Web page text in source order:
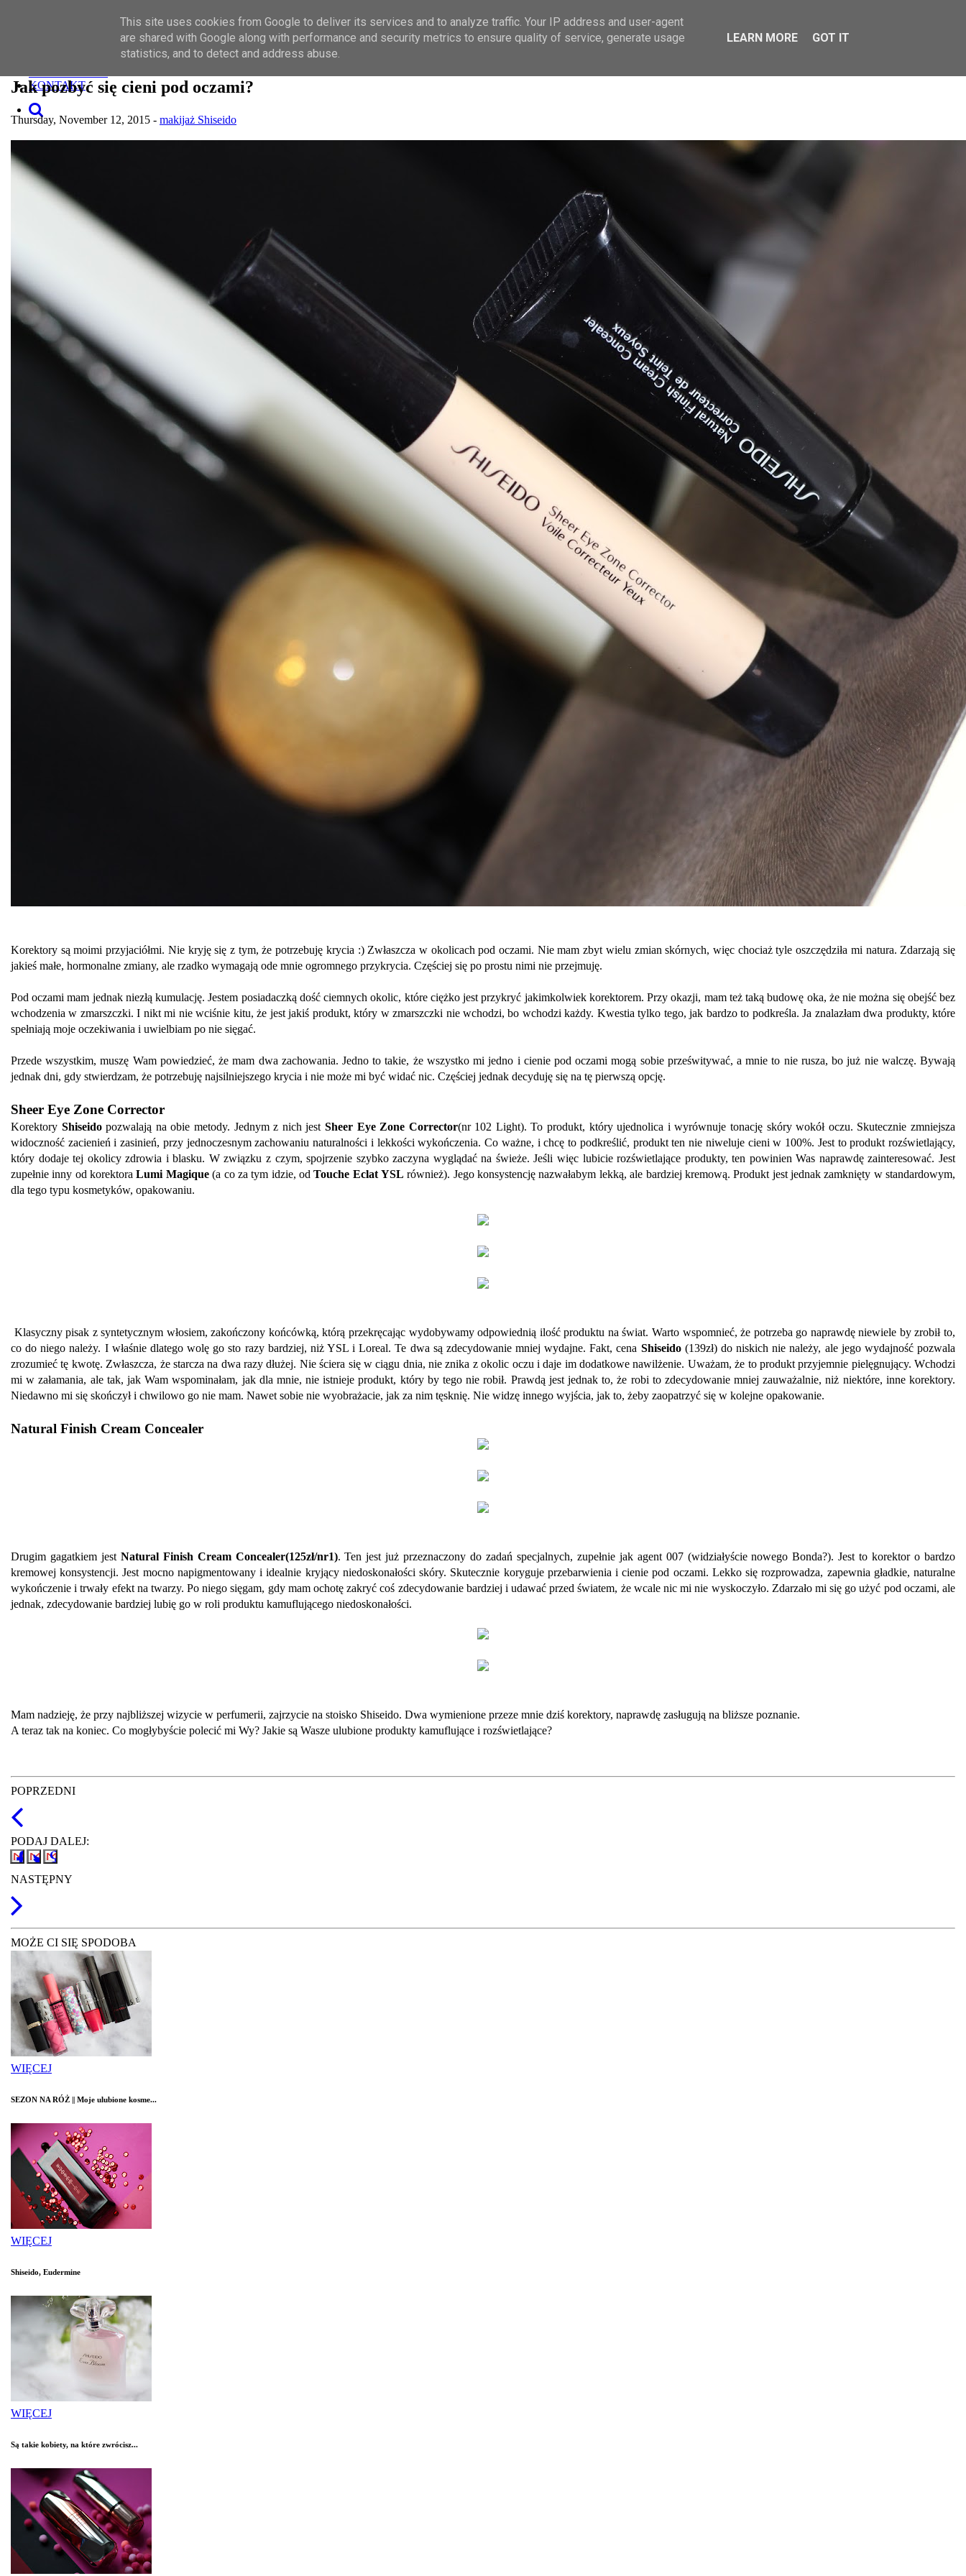
KONTAKT
SZUKAJ
Jak pozbyć się cieni pod oczami?
Thursday, November 12, 2015 - makijaż Shiseido
Korektory są moimi przyjaciółmi. Nie kryję się z tym, że potrzebuję krycia :) Zwłaszcza w okolicach pod oczami. Nie mam zbyt wielu zmian skórnych, więc chociaż tyle oszczędziła mi natura. Zdarzają się
jakieś małe, hormonalne zmiany, ale rzadko wymagają ode mnie ogromnego przykrycia. Częściej się po prostu nimi nie przejmuję.
Pod oczami mam jednak niezłą kumulację. Jestem posiadaczką dość ciemnych okolic, które ciężko jest przykryć jakimkolwiek korektorem. Przy okazji, mam też taką budowę oka, że nie można się obejść bez
wchodzenia w zmarszczki. I nikt mi nie wciśnie kitu, że jest jakiś produkt, który w zmarszczki nie wchodzi, bo wchodzi każdy. Kwestia tylko tego, jak bardzo to podkreśla. Ja znalazłam dwa produkty, które
spełniają moje oczekiwania i uwielbiam po nie sięgać.
Przede wszystkim, muszę Wam powiedzieć, że mam dwa zachowania. Jedno to takie, że wszystko mi jedno i cienie pod oczami mogą sobie prześwitywać, a mnie to nie rusza, bo już nie walczę. Bywają
jednak dni, gdy stwierdzam, że potrzebuję najsilniejszego krycia i nie może mi być widać nic. Częściej jednak decyduję się na tę pierwszą opcję.
Sheer Eye Zone Corrector
Korektory Shiseidopozwalają na obie metody. Jednym z nich jest Sheer Eye Zone Corrector(nr 102 Light). To produkt, który ujednolica i wyrównuje tonację skóry wokół oczu. Skutecznie zmniejsza
widoczność zacienień i zasinień, przy jednoczesnym zachowaniu naturalności i lekkości wykończenia. Co ważne, i chcę to podkreślić, produkt ten nie niweluje cieni w 100%. Jest to produkt rozświetlający,
który dodaje tej okolicy zdrowia i blasku. W związku z czym, spojrzenie szybko zaczyna wyglądać na świeże. Jeśli więc lubicie rozświetlające produkty, ten powinien Was naprawdę zainteresować. Jest
zupełnie inny od korektoraLumi Magique(a co za tym idzie, odTouche Eclat YSL również). Jego konsystencję nazwałabym lekką, ale bardziej kremową. Produkt jest jednak zamknięty w standardowym,
dla tego typu kosmetyków, opakowaniu.
Klasyczny pisak z syntetycznym włosiem, zakończony końcówką, którą przekręcając wydobywamy odpowiednią ilość produktu na świat. Warto wspomnieć, że potrzeba go naprawdę niewiele by zrobił to,
co do niego należy. I właśnie dlatego wolę go sto razy bardziej, niż YSL i Loreal. Te dwa są zdecydowanie mniej wydajne. Fakt, cena Shiseido(139zł) do niskich nie należy, ale jego wydajność pozwala
zrozumieć tę kwotę. Zwłaszcza, że starcza na dwa razy dłużej. Nie ściera się w ciągu dnia, nie znika z okolic oczu i daje im dodatkowe nawilżenie. Uważam, że to produkt przyjemnie pielęgnujący. Wchodzi
mi w załamania, ale tak, jak Wam wspominałam, jak dla mnie, nie istnieje produkt, który by tego nie robił. Prawdą jest jednak to, że robi to zdecydowanie mniej zauważalnie, niż niektóre, inne korektory.
Niedawno mi się skończył i chwilowo go nie mam. Nawet sobie nie wyobrażacie, jak za nim tęsknię. Nie widzę innego wyjścia, jak to, żeby zaopatrzyć się w kolejne opakowanie.
Natural Finish Cream Concealer
Drugim gagatkiem jest Natural Finish Cream Concealer(125zł/nr1). Ten jest już przeznaczony do zadań specjalnych, zupełnie jak agent 007 (widziałyście nowego Bonda?). Jest to korektor o bardzo
kremowej konsystencji. Jest mocno napigmentowany i idealnie kryjący niedoskonałości skóry. Skutecznie koryguje przebarwienia i cienie pod oczami. Lekko się rozprowadza, zapewnia gładkie, naturalne
wykończenie i trwały efekt na twarzy. Po niego sięgam, gdy mam ochotę zakryć coś zdecydowanie bardziej i udawać przed światem, że wcale nic mi nie wyskoczyło. Zdarzało mi się go użyć pod oczami, ale
jednak, zdecydowanie bardziej lubię go w roli produktu kamuflującego niedoskonałości.
Mam nadzieję, że przy najbliższej wizycie w perfumerii, zajrzycie na stoisko Shiseido. Dwa wymienione przeze mnie dziś korektory, naprawdę zasługują na bliższe poznanie.
A teraz tak na koniec. Co mogłybyście polecić mi Wy? Jakie są Wasze ulubione produkty kamuflujące i rozświetlające?
POPRZEDNI
PODAJ DALEJ:
NASTĘPNY
MOŻE CI SIĘ SPODOBA
WIĘCEJ
SEZON NA RÓŻ || Moje ulubione kosme...
WIĘCEJ
Shiseido, Eudermine
WIĘCEJ
Są takie kobiety, na które zwrócisz...
This site uses cookies from Google to deliver its services and to analyze traffic. Your IP address and user-agent
are shared with Google along with performance and security metrics to ensure quality of service, generate usage
statistics, and to detect and address abuse.
LEARN MORE GOT IT